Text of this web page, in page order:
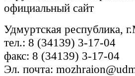
официальный сайт
Удмуртская республика,
тел.: 8 (34139) 3-17-04
факс: 8 (34139) 3-17-04
Эл. почта: